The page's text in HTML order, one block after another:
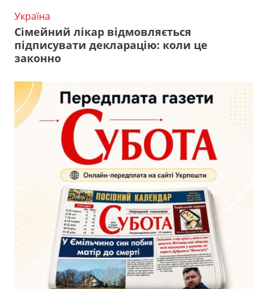
Україна
Сімейний лікар відмовляється
підписувати декларацію: коли це
законно